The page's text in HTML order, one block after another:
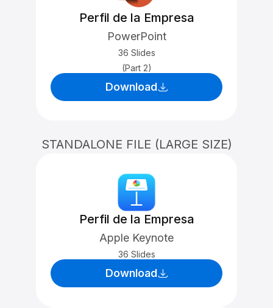
Perfil de la Empresa
PowerPoint
36 Slides
(Part 2)
Download
STANDALONE FILE (LARGE SIZE)
Perfil de la Empresa
Apple Keynote
36 Slides
Download